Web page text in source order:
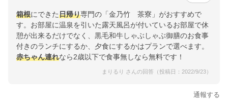
箱根にできた日帰り専門の「金乃竹 茶寮」がおすすめで
す。お部屋に温泉を引いた露天風呂が付いているお部屋で休
憩が出来るだけでなく、黒毛和牛しゃぶしゃぶ御膳のお食事
付きのランチにするか、夕食にするかはプランで選べます。
赤ちゃん連れなら2歳以下で食事無しなら無料です！
まりるり さんの回答（投稿日：2022/9/23）
通報する